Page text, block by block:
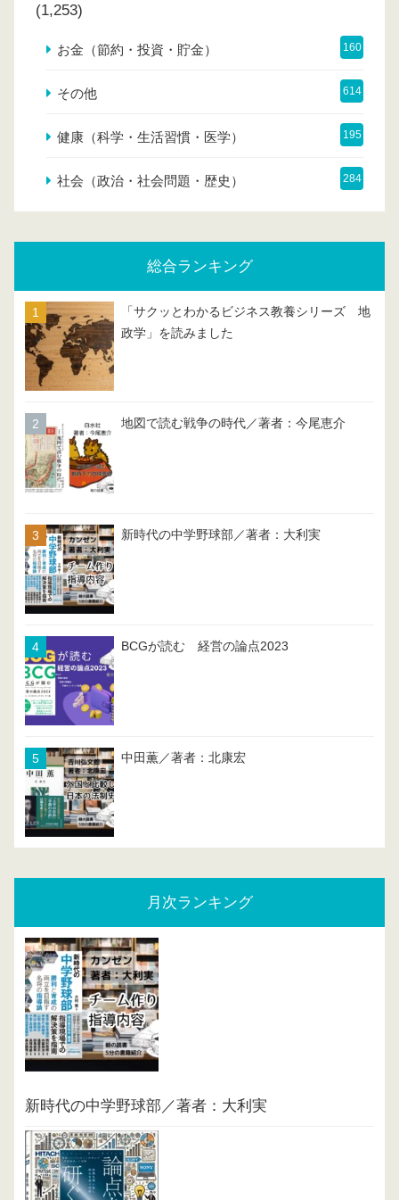
(1,253)
お金（節約・投資・貯金） 160
その他 614
健康（科学・生活習慣・医学） 195
社会（政治・社会問題・歴史） 284
総合ランキング
「サクッとわかるビジネス教養シリーズ 地
政学」を読みました
地図で読む戦争の時代／著者：今尾恵介
新時代の中学野球部／著者：大利実
BCGが読む 経営の論点2023
中田薫／著者：北康宏
月次ランキング
新時代の中学野球部／著者：大利実